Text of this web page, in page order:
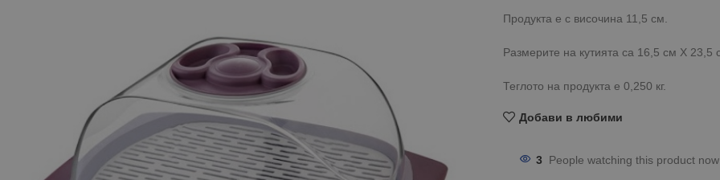
Продукта е с височина 11,5 см.
Размерите на кутията са 16,5 см Х 23,5
Теглото на продукта е 0,250 кг.
Добави в любими
3 People watching this product